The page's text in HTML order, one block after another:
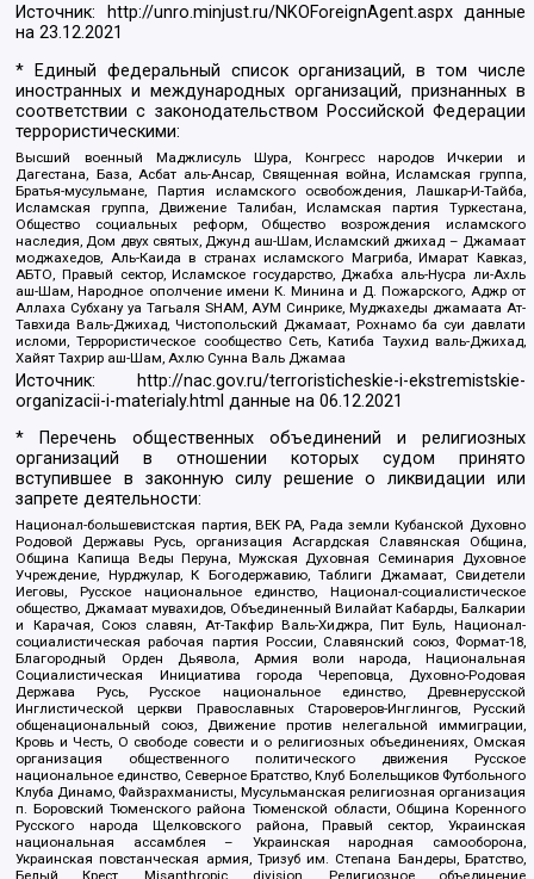
Источник: http://unro.minjust.ru/NKOForeignAgent.aspxданные
на23.12.2021
* Единый федеральный список организаций, в том числе
иностранных и международных организаций, признанных в
соответствии с законодательством Российской Федерации
террористическими:
Высший военный Маджлисуль Шура, Конгресс народов Ичкерии и
Дагестана, База, Асбат аль-Ансар, Священная война, Исламская группа,
Братья-мусульмане, Партия исламского освобождения, Лашкар-И-Тайба,
Исламская группа, Движение Талибан, Исламская партия Туркестана,
Общество социальных реформ, Общество возрождения исламского
наследия, Дом двух святых, Джунд аш-Шам, Исламский джихад – Джамаат
моджахедов, Аль-Каида в странах исламского Магриба, Имарат Кавказ,
АБТО, Правый сектор, Исламское государство, Джабха аль-Нусра ли-Ахль
аш-Шам, Народное ополчение имени К. Минина и Д. Пожарского, Аджр от
Аллаха Субхану уа Тагьаля SHAM, АУМ Синрике, Муджахеды джамаата Ат-
Тавхида Валь-Джихад, Чистопольский Джамаат, Рохнамо ба суи давлати
исломи, Террористическое сообщество Сеть, Катиба Таухид валь-Джихад,
Хайят Тахрир аш-Шам, Ахлю Сунна Валь Джамаа
Источник:
http://nac.gov.ru/terroristicheskie-i-ekstremistskie-
organizacii-i-materialy.html данные на06.12.2021
* Перечень общественных объединений и религиозных
организаций в отношении которых судом принято
вступившее в законную силу решение о ликвидации или
запрете деятельности:
Национал-большевистская партия, ВЕК РА, Рада земли Кубанской Духовно
Родовой Державы Русь, организация Асгардская Славянская Община,
Община Капища Веды Перуна, Мужская Духовная Семинария Духовное
Учреждение, Нурджулар, К Богодержавию, Таблиги Джамаат, Свидетели
Иеговы, Русское национальное единство, Национал-социалистическое
общество, Джамаат мувахидов, Объединенный Вилайат Кабарды, Балкарии
и Карачая, Союз славян, Ат-Такфир Валь-Хиджра, Пит Буль, Национал-
социалистическая рабочая партия России, Славянский союз, Формат-18,
Благородный Орден Дьявола, Армия воли народа, Национальная
Социалистическая Инициатива города Череповца, Духовно-Родовая
Держава Русь, Русское национальное единство, Древнерусской
Инглистической церкви Православных Староверов-Инглингов, Русский
общенациональный союз, Движение против нелегальной иммиграции,
Кровь и Честь, О свободе совести и о религиозных объединениях, Омская
организация общественного политического движения Русское
национальное единство, Северное Братство, Клуб Болельщиков Футбольного
Клуба Динамо, Файзрахманисты, Мусульманская религиозная организация
п. Боровский Тюменского района Тюменской области, Община Коренного
Русского народа Щелковского района, Правый сектор, Украинская
национальная ассамблея – Украинская народная самооборона,
Украинская повстанческая армия, Тризуб им. Степана Бандеры, Братство,
Белый Крест, Misanthropic division, Религиозное объединение